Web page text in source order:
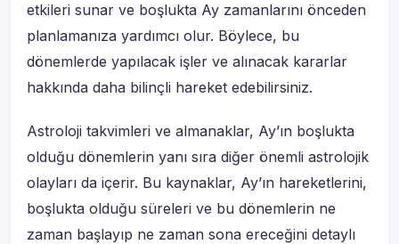
etkileri sunar ve boşlukta Ay zamanlarını önceden
planlamanıza yardımcı olur. Böylece, bu
dönemlerde yapılacak işler ve alınacak kararlar
hakkında daha bilinçli hareket edebilirsiniz.
Astroloji takvimleri ve almanaklar, Ay’ın boşlukta
olduğu dönemlerin yanı sıra diğer önemli astrolojik
olayları da içerir. Bu kaynaklar, Ay’ın hareketlerini,
boşlukta olduğu süreleri ve bu dönemlerin ne
zaman başlayıp ne zaman sona ereceğini detaylı